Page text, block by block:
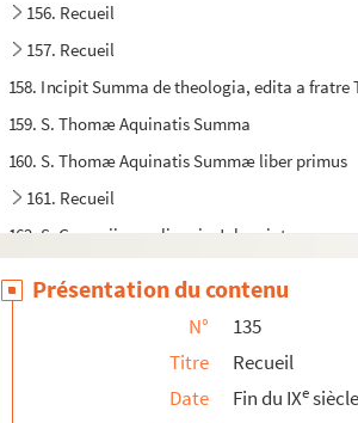
156. Recueil
157. Recueil
158. Incipit Summa de theologia, edita a
159. S. Thomæ Aquinatis Summa
160. S. Thomæ Aquinatis Summæ liber primus
161. Recueil
162. S. Gregorii moralium in Job quinta pars
Présentation du contenu
N°
135
Titre
Recueil
Date
Fin du IXe